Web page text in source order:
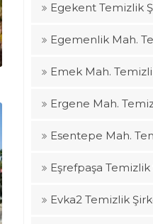
Egekent Temizlik
Egemenlik Mah.
Emek Mah.
Ergene Mah.
Esentepe Mah.
Eşrefpaşa
Evka2 Temizlik